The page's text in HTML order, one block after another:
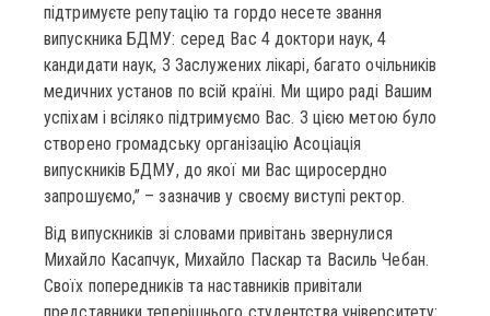
підтримуєте репутацію та гордо несете звання
випускника БДМУ: серед Вас 4 доктори наук, 4
кандидати наук, 3 Заслужених лікарі, багато очільників
медичних установ по всій країні. Ми щиро раді Вашим
успіхам і всіляко підтримуємо Вас. З цією метою було
створено громадську організацію Асоціація
випускників БДМУ, до якої ми Вас щиросердно
запрошуємо,” – зазначив у своєму виступі ректор.
Від випускників зі словами привітань звернулися
Михайло Касапчук, Михайло Паскар та Василь Чебан.
Своїх попередників та наставників привітали